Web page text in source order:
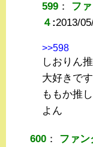
599 ： フ
４ :2013/
>>598
しおりん
大好きです
ももか推
よん
600 ： ファン